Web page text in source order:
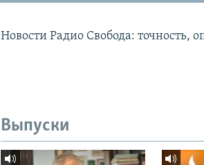
Новости Радио Свобода: точность,
Выпуски